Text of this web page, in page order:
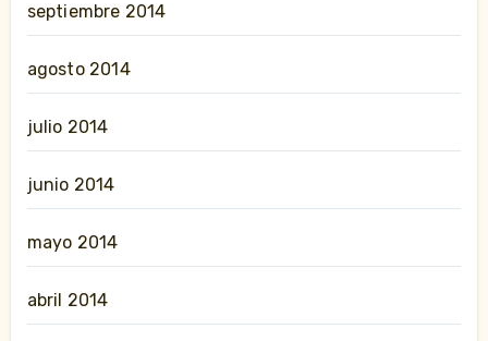
septiembre 2014
agosto 2014
julio 2014
junio 2014
mayo 2014
abril 2014